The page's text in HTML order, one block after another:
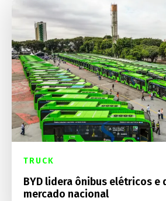
TRUCK
BYD lidera ônibus elétricos e
mercado nacional